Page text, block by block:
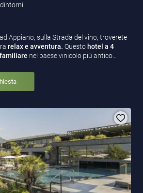
Appiano, sulla Strada del vino, troverete
relax e avventura. Questo hotel a 4
nel paese vinicolo più antico…